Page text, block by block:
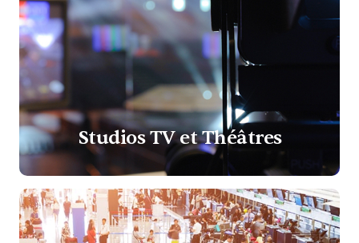
Studios TV et Théâtres